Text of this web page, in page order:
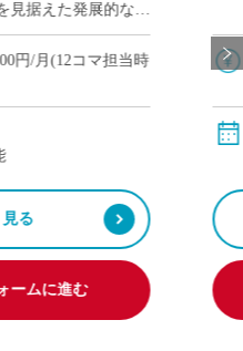
見据えた発展的な授
塾、予備校との兼務
おすすめ
円/月(12コマ担当時
り変動
る
ームに進む